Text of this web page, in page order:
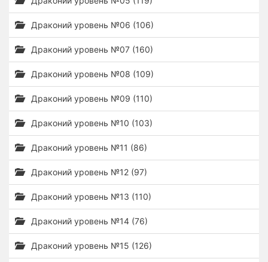
Драконий уровень №06 (106)
Драконий уровень №07 (160)
Драконий уровень №08 (109)
Драконий уровень №09 (110)
Драконий уровень №10 (103)
Драконий уровень №11 (86)
Драконий уровень №12 (97)
Драконий уровень №13 (110)
Драконий уровень №14 (76)
Драконий уровень №15 (126)